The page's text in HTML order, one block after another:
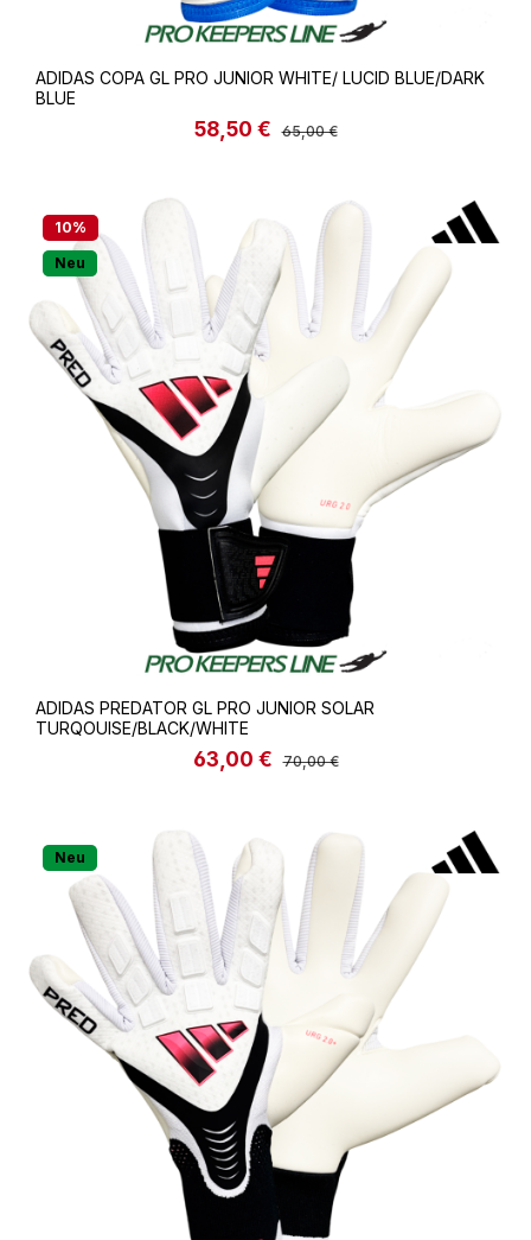
ADIDAS COPA GL PRO JUNIOR WHITE/ LUCID BLUE/DARK
BLUE
Verkaufspreis:
58,50 € Regulärer Preis:
65,00 €
10%
Neu
ADIDAS PREDATOR GL PRO JUNIOR SOLAR
TURQOUISE/BLACK/WHITE
Verkaufspreis:
63,00 € Regulärer Preis:
70,00 €
Neu